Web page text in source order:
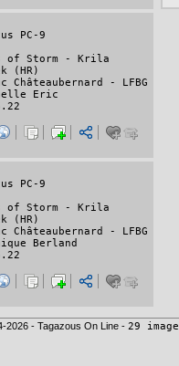
PC-9
of Storm - Krila
(HR)
Châteaubernard - LFBG
Eric
PC-9
of Storm - Krila
(HR)
Châteaubernard - LFBG
Berland
2026 - Tagazous On Line - 29